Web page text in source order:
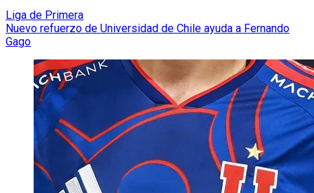
Liga de Primera
Nuevo refuerzo de Universidad de Chile ayuda a Fernando
Gago